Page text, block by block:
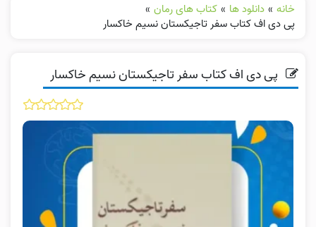
خانه » دانلود ها » کتاب های رمان »
پی دی اف کتاب سفر تاجیکستان نسیم خاکسار
پی دی اف کتاب سفر تاجیکستان نسیم خاکسار